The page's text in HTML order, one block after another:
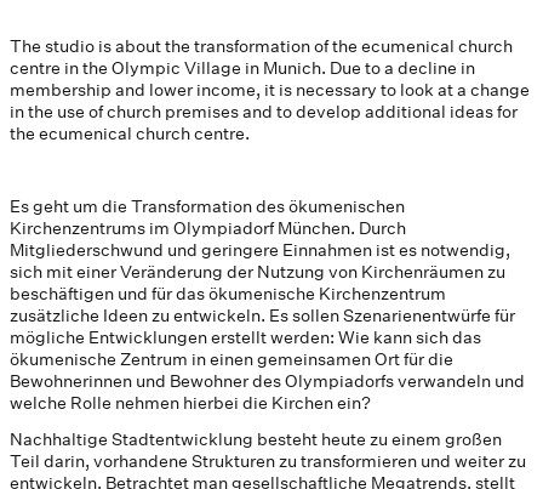
The studio is about the transformation of the ecumenical church
centre in the Olympic Village in Munich. Due to a decline in
membership and lower income, it is necessary to look at a change
in the use of church premises and to develop additional ideas for
the ecumenical church centre.
Es geht um die Transformation des ökumenischen
Kirchenzentrums im Olympiadorf München. Durch
Mitgliederschwund und geringere Einnahmen ist es notwendig,
sich mit einer Veränderung der Nutzung von Kirchenräumen zu
beschäftigen und für das ökumenische Kirchenzentrum
zusätzliche Ideen zu entwickeln. Es sollen Szenarienentwürfe für
mögliche Entwicklungen erstellt werden: Wie kann sich das
ökumenische Zentrum in einen gemeinsamen Ort für die
Bewohnerinnen und Bewohner des Olympiadorfs verwandeln und
welche Rolle nehmen hierbei die Kirchen ein?
Nachhaltige Stadtentwicklung besteht heute zu einem großen
Teil darin, vorhandene Strukturen zu transformieren und weiter zu
entwickeln. Betrachtet man gesellschaftliche Megatrends, stellt